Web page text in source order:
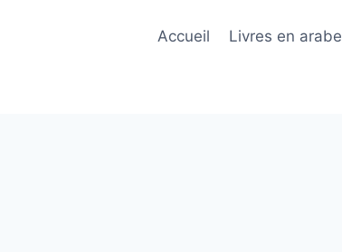
Accueil Livres en arabe